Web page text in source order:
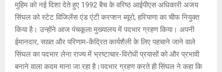
मुहिम को नई दिशा देते हुए 1992 बैच के वरिष्ठ आईपीएस अधिकारी अजय
सिंघल को स्टेट विजिलेंस एंड एंटी करप्शन ब्यूरो, हरियाणा का चीफ नियुक्त
किया है। उन्होंने आज पंचकूला मुख्यालय में पदभार ग्रहण किया। अपनी
ईमानदार, सख़्त और परिणाम-केंद्रित कार्यशैली के लिए पहचाने जाने वाले
सिंघल का पदभार लेना राज्य में भ्रष्टाचार-विरोधी प्रयासों को और प्रभावी
बनाने वाला कदम माना जा रहा है।पदभार ग्रहण करते ही सिंघल ने कहा कि